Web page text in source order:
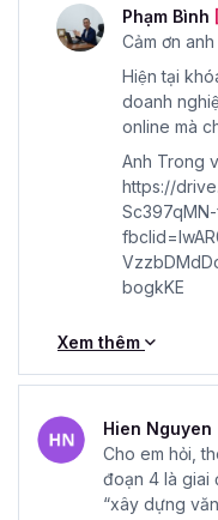
Phạm Bình
Cảm ơn anh
Hiện tại
doanh
online mà
Anh Trong
https://
bogkKE
Xem thêm
Hien Nguyen
Cho em hỏi,
đoạn 4 là giai
“xây dựng